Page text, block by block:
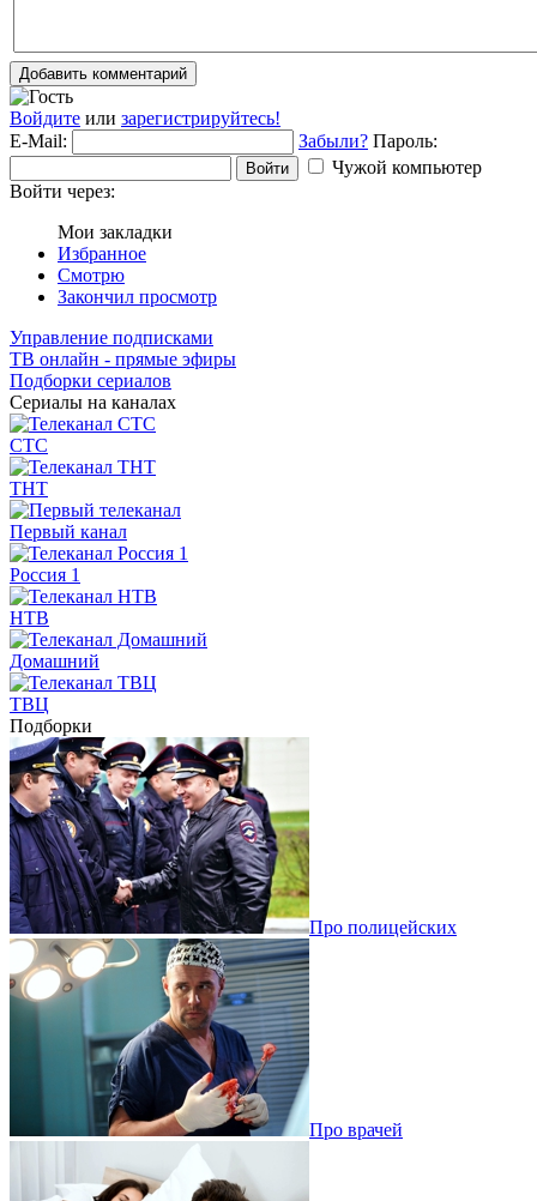
Добавить комментарий
Войдите или зарегистрируйтесь!
E-Mail:
Забыли? Пароль:
Войти
Чужой компьютер
Войти через:
Мои закладки
Избранное
Смотрю
Закончил просмотр
Управление подписками
ТВ онлайн - прямые эфиры
Подборки сериалов
Сериалы на каналах
СТС
ТНТ
Первый канал
Россия 1
НТВ
Домашний
ТВЦ
Подборки
Про полицейских
Про врачей